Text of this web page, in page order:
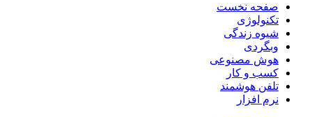
صفحه نخست
تکنولوژی
شیوه زندگی
وبگردی
هوش مصنوعی
کسب و کار
تلفن هوشمند
نرم افزار